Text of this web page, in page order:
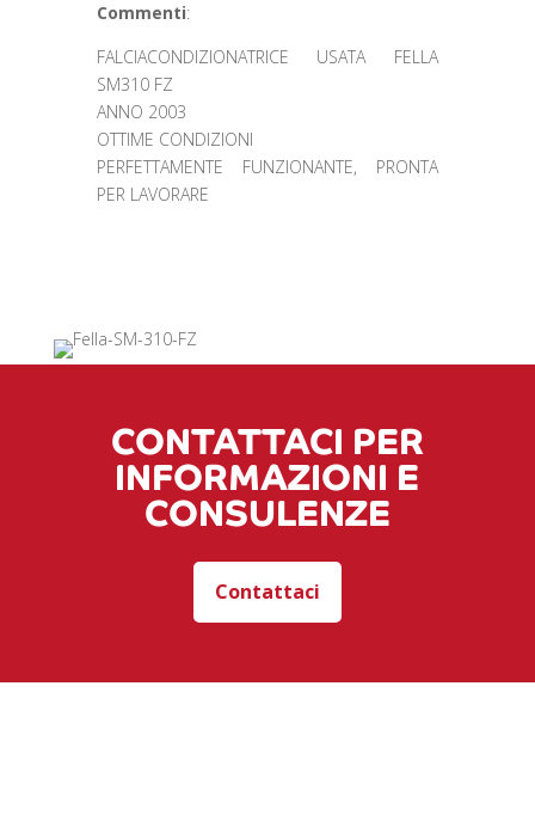
Commenti:
FALCIACONDIZIONATRICE USATA FELLA
SM310 FZ
ANNO 2003
OTTIME CONDIZIONI
PERFETTAMENTE FUNZIONANTE, PRONTA
PER LAVORARE
CONTATTACI PER
INFORMAZIONI E
CONSULENZE
Contattaci